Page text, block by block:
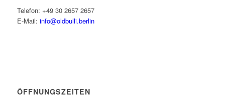
Telefon: +49 30 2657 2657
E-Mail: info@oldbulli.berlin
ÖFFNUNGSZEITEN